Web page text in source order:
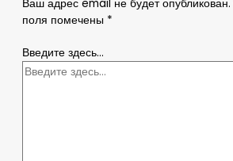
Ваш адрес email не будет опубликован.
поля помечены *
Введите здесь...